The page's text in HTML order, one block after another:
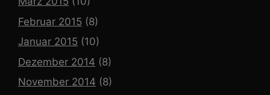
Februar 2015 (8)
Januar 2015 (10)
Dezember 2014 (8)
November 2014 (8)